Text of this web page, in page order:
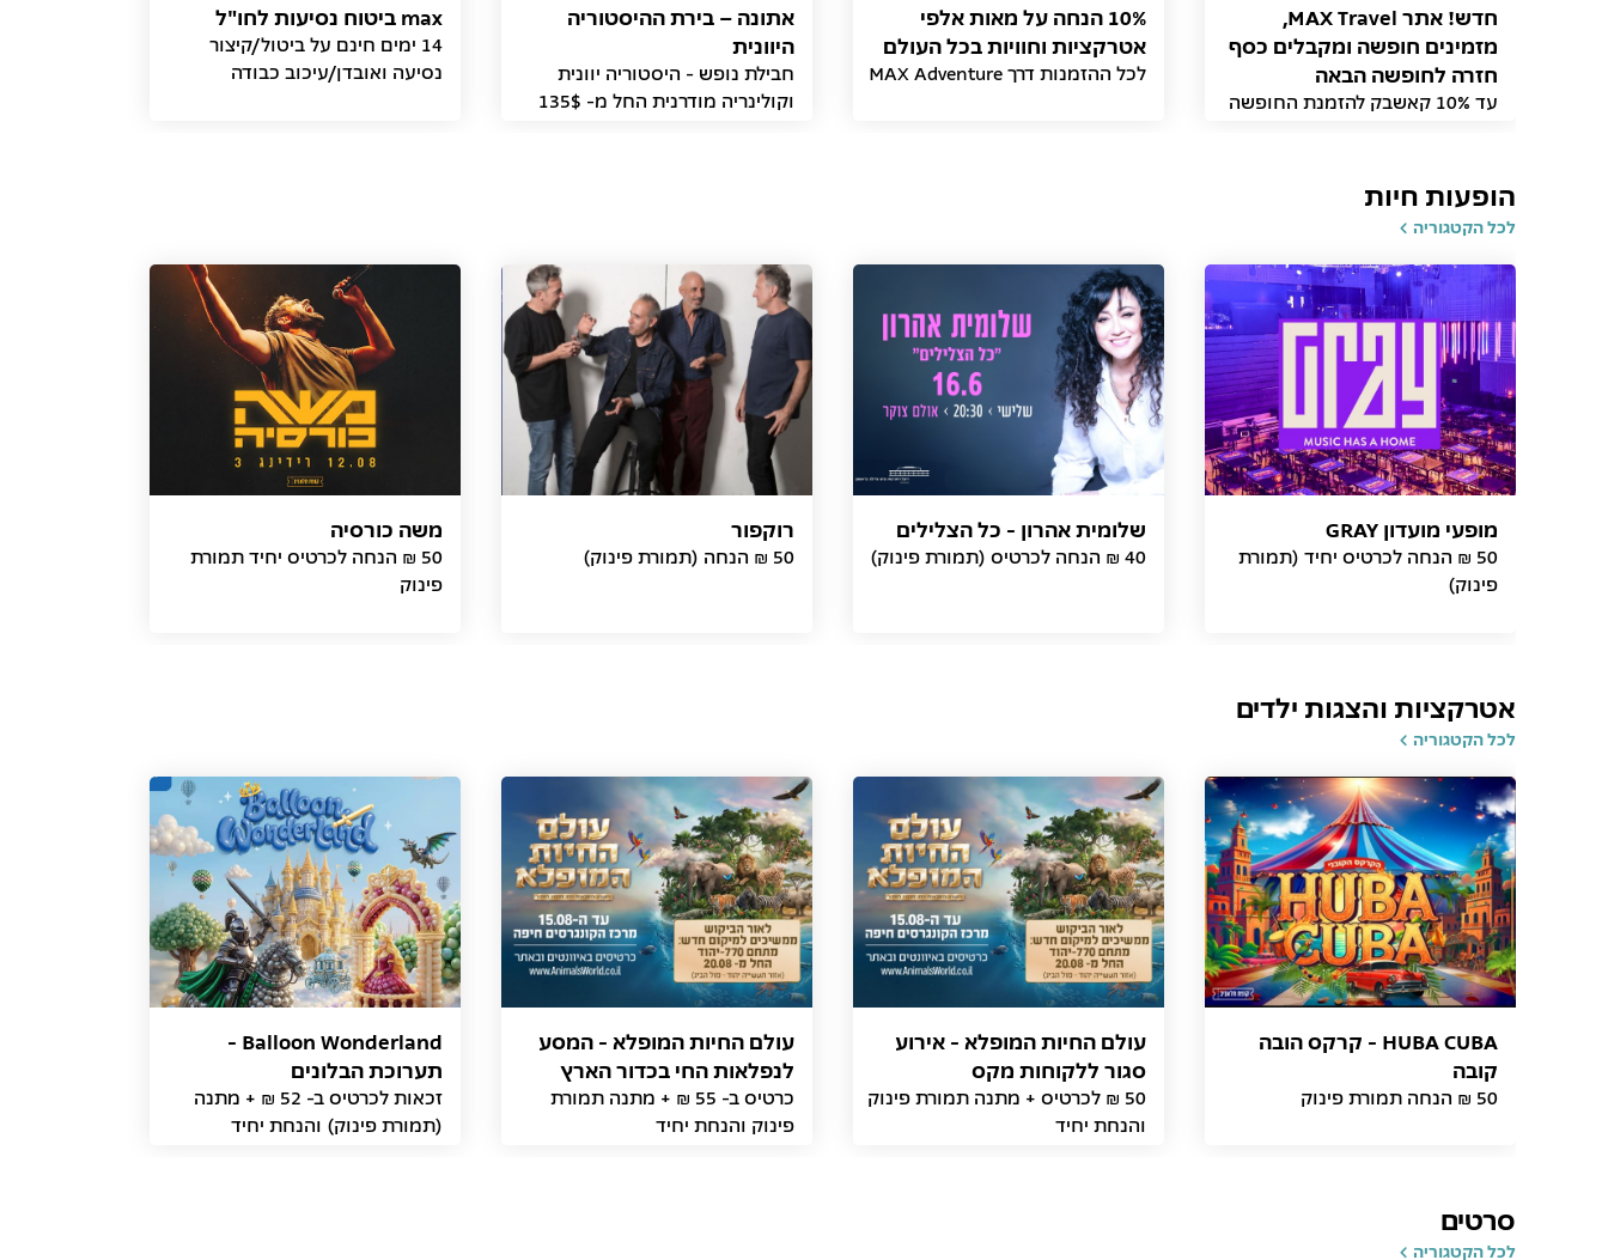
חדש! אתר MAX Travel,
מזמינים חופשה ומקבלים כסף
חזרה לחופשה הבאה
עד 10% קאשבק להזמנת החופשה
10% הנחה על מאות אלפי
אטרקציות וחוויות בכל העולם
לכל ההזמנות דרך MAX Adventure
אתונה – בירת ההיסטוריה
היוונית
חבילת נופש - היסטוריה יוונית
וקולינריה מודרנית החל מ- 135$
max ביטוח נסיעות לחו"ל
14 ימים חינם על ביטול/קיצור
נסיעה ואובדן/עיכוב כבודה
הופעות חיות
לכל הקטגוריה
מופעי מועדון GRAY
50 ₪ הנחה לכרטיס יחיד (תמורת
פינוק)
שלומית אהרון - כל הצלילים
40 ₪ הנחה לכרטיס (תמורת פינוק)
רוקפור
50 ₪ הנחה (תמורת פינוק)
משה כורסיה
50 ₪ הנחה לכרטיס יחיד תמורת
פינוק
אטרקציות והצגות ילדים
לכל הקטגוריה
HUBA CUBA - קרקס הובה
קובה
50 ₪ הנחה תמורת פינוק
עולם החיות המופלא - אירוע
סגור ללקוחות מקס
50 ₪ לכרטיס + מתנה תמורת פינוק
והנחת יחיד
עולם החיות המופלא - המסע
לנפלאות החי בכדור הארץ
כרטיס ב- 55 ₪ + מתנה תמורת
פינוק והנחת יחיד
Balloon Wonderland -
תערוכת הבלונים
זכאות לכרטיס ב- 52 ₪ + מתנה
(תמורת פינוק) והנחת יחיד
סרטים
לכל הקטגוריה